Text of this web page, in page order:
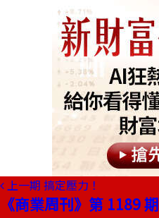
上一期 搞定壓力！
《商業周刊》第 1189 期